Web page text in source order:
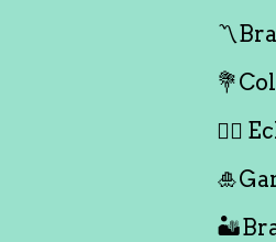
〽️
🧙‍♀️